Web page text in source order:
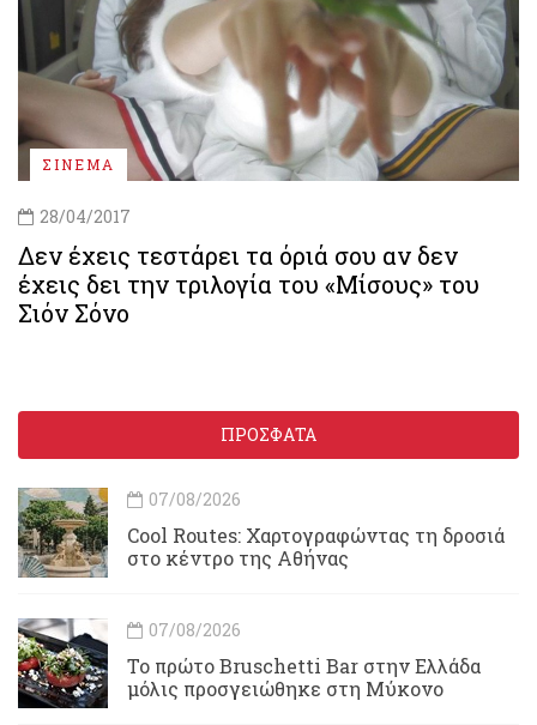
ΣΙΝΕΜΑ
28/04/2017
Δεν έχεις τεστάρει τα όριά σου αν δεν
έχεις δει την τριλογία του «Μίσους» του
Σιόν Σόνο
ΠΡΟΣΦΑΤΑ
07/08/2026
Cool Routes: Χαρτογραφώντας τη δροσιά
στο κέντρο της Αθήνας
07/08/2026
Το πρώτο Bruschetti Bar στην Ελλάδα
μόλις προσγειώθηκε στη Μύκονο